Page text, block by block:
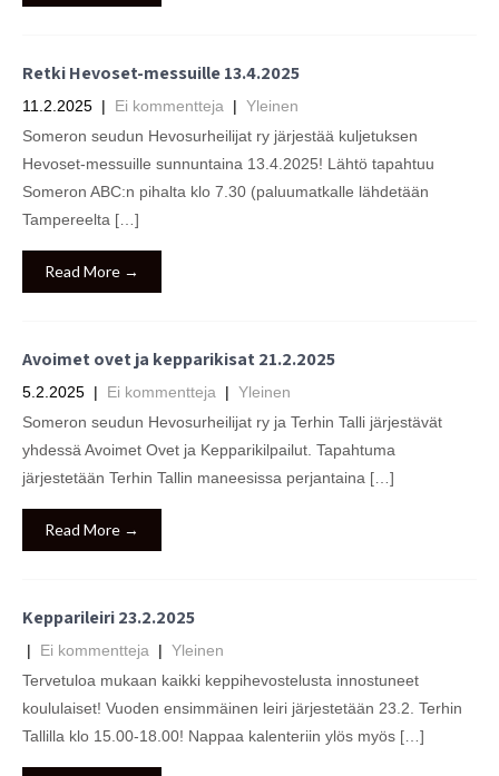
Retki Hevoset-messuille 13.4.2025
11.2.2025 | Ei kommentteja | Yleinen
Someron seudun Hevosurheilijat ry järjestää kuljetuksen
Hevoset-messuille sunnuntaina 13.4.2025! Lähtö tapahtuu
Someron ABC:n pihalta klo 7.30 (paluumatkalle lähdetään
Tampereelta […]
Read More →
Avoimet ovet ja kepparikisat 21.2.2025
5.2.2025 | Ei kommentteja | Yleinen
Someron seudun Hevosurheilijat ry ja Terhin Talli järjestävät
yhdessä Avoimet Ovet ja Kepparikilpailut. Tapahtuma
järjestetään Terhin Tallin maneesissa perjantaina […]
Read More →
Kepparileiri 23.2.2025
| Ei kommentteja | Yleinen
Tervetuloa mukaan kaikki keppihevostelusta innostuneet
koululaiset! Vuoden ensimmäinen leiri järjestetään 23.2. Terhin
Tallilla klo 15.00-18.00! Nappaa kalenteriin ylös myös […]